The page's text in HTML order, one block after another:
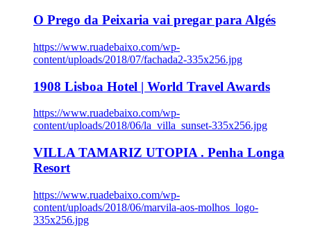
O Prego da Peixaria vai pregar para Algés
https://www.ruadebaixo.com/wp-
content/uploads/2018/07/fachada2-335x256.jpg
1908 Lisboa Hotel | World Travel Awards
https://www.ruadebaixo.com/wp-
content/uploads/2018/06/la_villa_sunset-335x256.jpg
VILLA TAMARIZ UTOPIA . Penha Longa
Resort
https://www.ruadebaixo.com/wp-
content/uploads/2018/06/marvila-aos-molhos_logo-
335x256.jpg